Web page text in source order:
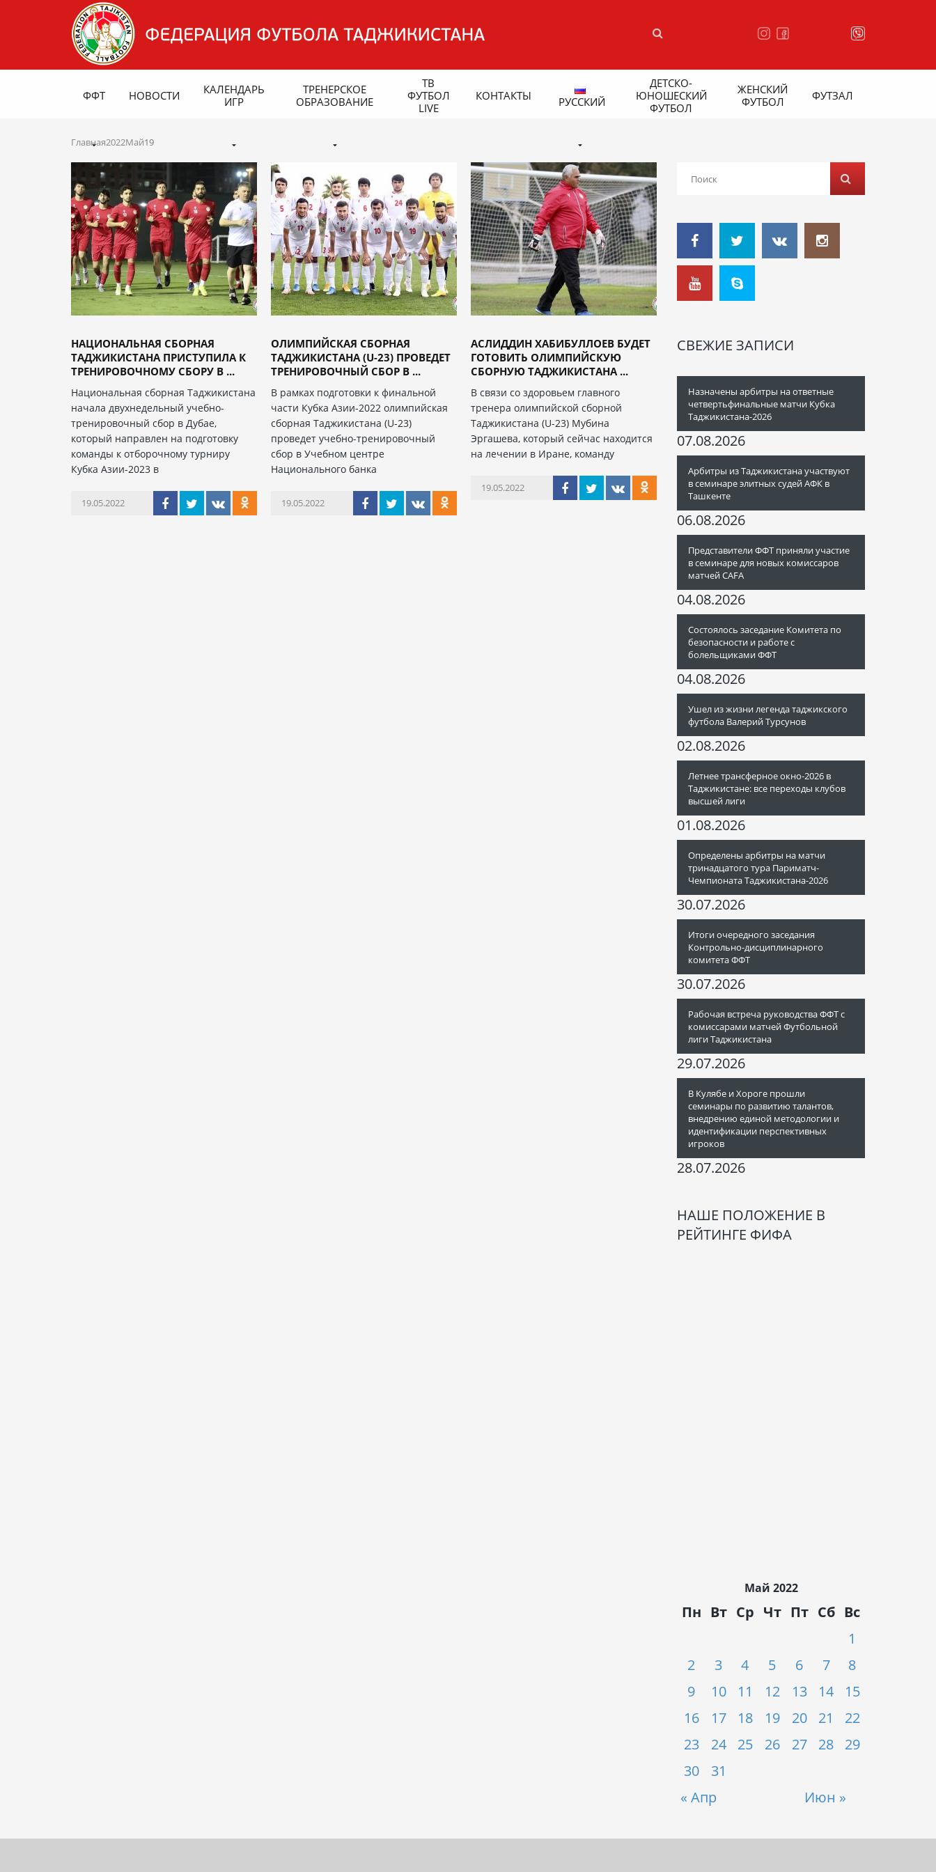
ФФТ НОВОСТИ
КАЛЕНДАРЬ
ИГР
ТРЕНЕРСКОЕ
ОБРАЗОВАНИЕ
ТВ
ФУТБОЛ
LIVE
КОНТАКТЫ РУССКИЙ
ДЕТСКО-
ЮНОШЕСКИЙ
ФУТБОЛ
ЖЕНСКИЙ
ФУТБОЛ
ФУТЗАЛ
Главная2022Май19
НАЦИОНАЛЬНАЯ СБОРНАЯ
ТАДЖИКИСТАНА ПРИСТУПИЛА К
ТРЕНИРОВОЧНОМУ СБОРУ В ...
Национальная сборная Таджикистана
начала двухнедельный учебно-
тренировочный сбор в Дубае,
который направлен на подготовку
команды к отборочному турниру
Кубка Азии-2023 в
19.05.2022
ОЛИМПИЙСКАЯ СБОРНАЯ
ТАДЖИКИСТАНА (U-23) ПРОВЕДЕТ
ТРЕНИРОВОЧНЫЙ СБОР В ...
В рамках подготовки к финальной
части Кубка Азии-2022 олимпийская
сборная Таджикистана (U-23)
проведет учебно-тренировочный
сбор в Учебном центре
Национального банка
19.05.2022
АСЛИДДИН ХАБИБУЛЛОЕВ БУДЕТ
ГОТОВИТЬ ОЛИМПИЙСКУЮ
СБОРНУЮ ТАДЖИКИСТАНА ...
В связи со здоровьем главного
тренера олимпийской сборной
Таджикистана (U-23) Мубина
Эргашева, который сейчас находится
на лечении в Иране, команду
19.05.2022
СВЕЖИЕ ЗАПИСИ
Назначены арбитры на ответные
четвертьфинальные матчи Кубка
Таджикистана-2026
07.08.2026
Арбитры из Таджикистана участвуют
в семинаре элитных судей АФК в
Ташкенте
06.08.2026
Представители ФФТ приняли участие
в семинаре для новых комиссаров
матчей CAFA
04.08.2026
Состоялось заседание Комитета по
безопасности и работе с
болельщиками ФФТ
04.08.2026
Ушел из жизни легенда таджикского
футбола Валерий Турсунов
02.08.2026
Летнее трансферное окно-2026 в
Таджикистане: все переходы клубов
высшей лиги
01.08.2026
Определены арбитры на матчи
тринадцатого тура Париматч-
Чемпионата Таджикистана-2026
30.07.2026
Итоги очередного заседания
Контрольно-дисциплинарного
комитета ФФТ
30.07.2026
Рабочая встреча руководства ФФТ с
комиссарами матчей Футбольной
лиги Таджикистана
29.07.2026
В Кулябе и Хороге прошли
семинары по развитию талантов,
внедрению единой методологии и
идентификации перспективных
игроков
28.07.2026
НАШЕ ПОЛОЖЕНИЕ В
РЕЙТИНГЕ ФИФА
Май 2022
Пн Вт Ср Чт Пт Сб Вс
« Апр Июн »
1
2
3 4 5 6 7
8
9
10 11 12 13 14
15
16
17 18 19 20 21
22
23
24 25 26 27 28
29
30
31